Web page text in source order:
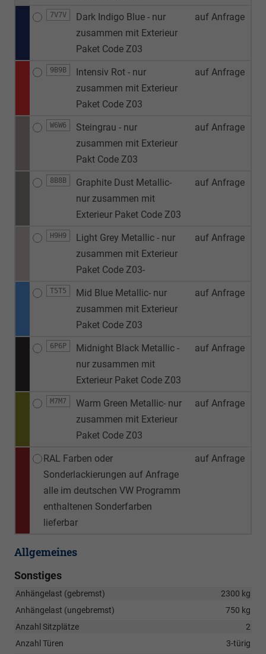
7V7V
Dark Indigo Blue - nur
zusammen mit Exterieur
Paket Code Z03
auf Anfrage
9B9B
Intensiv Rot - nur
zusammen mit Exterieur
Paket Code Z03
auf Anfrage
W6W6
Steingrau - nur
zusammen mit Exterieur
Pakt Code Z03
auf Anfrage
8B8B
Graphite Dust Metallic-
nur zusammen mit
Exterieur Paket Code Z03
auf Anfrage
H9H9
Light Grey Metallic - nur
zusammen mit Exterieur
Paket Code Z03-
auf Anfrage
T5T5
Mid Blue Metallic- nur
zusammen mit Exterieur
Paket Code Z03
auf Anfrage
6P6P
Midnight Black Metallic -
nur zusammen mit
Exterieur Paket Code Z03
auf Anfrage
M7M7
Warm Green Metallic- nur
zusammen mit Exterieur
Paket Code Z03
auf Anfrage
RAL Farben oder
Sonderlackierungen auf Anfrage
alle im deutschen VW Programm
enthaltenen Sonderfarben
lieferbar
auf Anfrage
Allgemeines
Sonstiges
Anhängelast (gebremst)
2300 kg
Anhängelast (ungebremst)
750 kg
Anzahl Sitzplätze
2
Anzahl Türen
3-türig